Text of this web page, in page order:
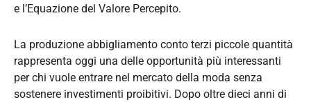
e l’Equazione del Valore Percepito.
La produzione abbigliamento conto terzi piccole quantità
rappresenta oggi una delle opportunità più interessanti
per chi vuole entrare nel mercato della moda senza
sostenere investimenti proibitivi. Dopo oltre dieci anni di